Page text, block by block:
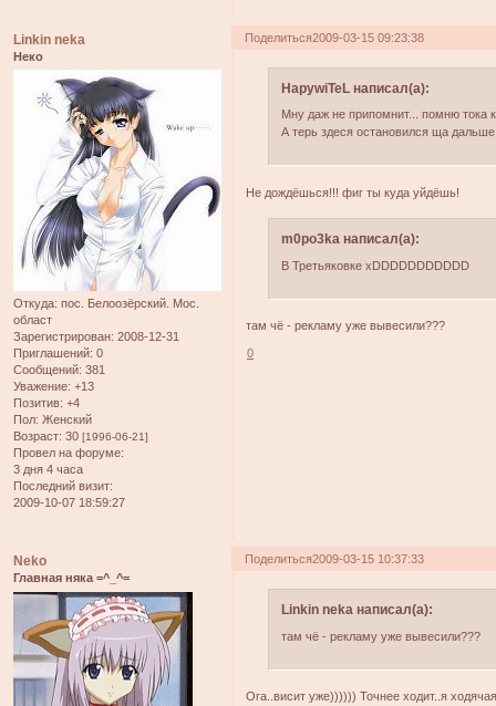
Поделиться2009-03-15 09:23:38
Linkin neka
Неко
Откуда: пос. Белоозёрский. Мос.
област
Зарегистрирован: 2008-12-31
Приглашений: 0
Сообщений: 381
Уважение: +13
Позитив: +4
Пол: Женский
Возраст: 30 [1996-06-21]
Провел на форуме:
3 дня 4 часа
Последний визит:
2009-10-07 18:59:27
HapywiTeL написал(а):
Мну даж не припомнит... помню тока
А терь здеся остановился ща
Не дождёшься!!! фиг ты куда уйдёшь!
m0po3ka написал(а):
В Третьяковке xDDDDDDDDDDD
там чё - рекламу уже вывесили???
0
Поделиться2009-03-15 10:37:33
Neko
Главная няка =^_^=
Linkin neka написал(а):
там чё - рекламу уже вывесили???
Ога..висит уже)))))) Точнее ходит..я